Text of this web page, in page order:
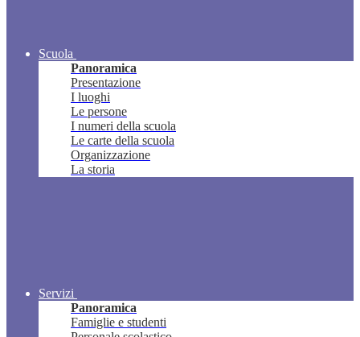
Scuola
Panoramica
Presentazione
I luoghi
Le persone
I numeri della scuola
Le carte della scuola
Organizzazione
La storia
Servizi
Panoramica
Famiglie e studenti